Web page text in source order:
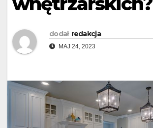
dodał redakcja
MAJ 24, 2023